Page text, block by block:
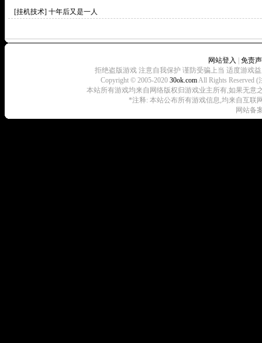
[挂机技术] 十年后又是一人
网站登入
免责
拒绝盗版游戏 注意自我保护 谨防受骗上当 适度游戏
Copyright © 2005-2020 30ok.comAll Rights Reserved
本站所有游戏均来自网络版权归游戏业主所有,如果无意
*注释: 本站公布所有游戏信息,均来自互联
网站备